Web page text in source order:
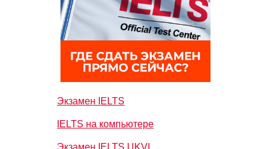
Экзамен IELTS
IELTS на компьютере
Экзамен IELTS UKVI